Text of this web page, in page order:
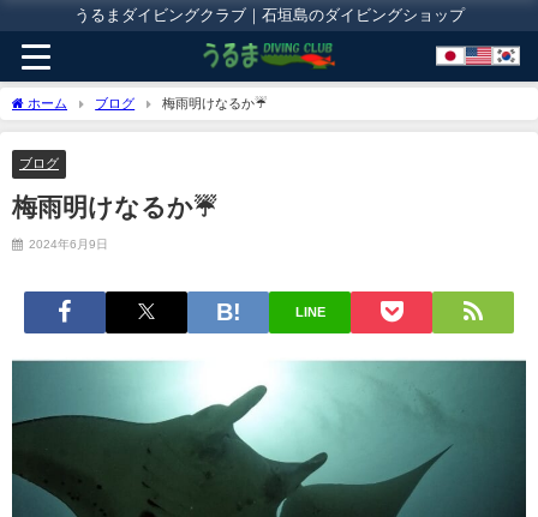
うるまダイビングクラブ｜石垣島のダイビングショップ
ホーム ブログ 梅雨明けなるか☔
ブログ
梅雨明けなるか☔
2024年6月9日
LINE